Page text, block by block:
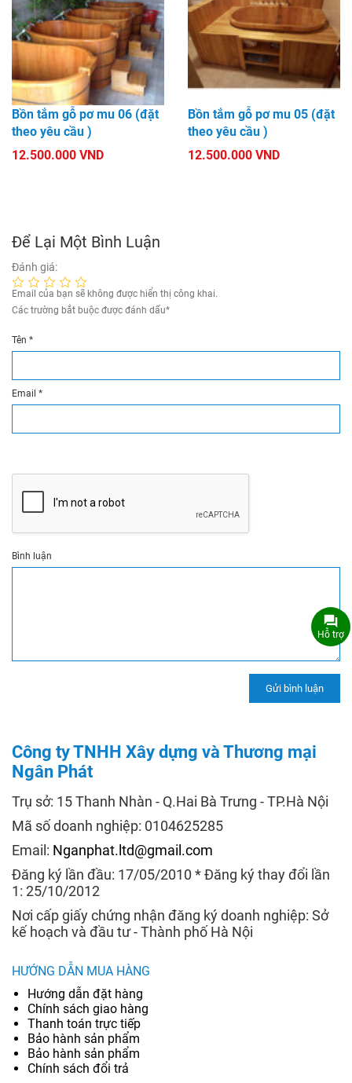
Bồn tắm gỗ pơ mu 06 (đặt
theo yêu cầu )
12.500.000 VND
Bồn tắm gỗ pơ mu 05 (đặt
theo yêu cầu )
12.500.000 VND
Để Lại Một Bình Luận
Đánh giá:
Email của bạn sẽ không được hiển thị công khai.
Các trường bắt buộc được đánh dấu*
Tên *
Email *
Bình luận
Công ty TNHH Xây dựng và Thương mại
Ngân Phát
Trụ sở: 15 Thanh Nhàn - Q.Hai Bà Trưng - TP.Hà Nội
Mã số doanh nghiệp: 0104625285
Email: Nganphat.ltd@gmail.com
Đăng ký lần đầu: 17/05/2010 * Đăng ký thay đổi lần
1: 25/10/2012
Nơi cấp giấy chứng nhận đăng ký doanh nghiệp: Sở
kế hoạch và đầu tư - Thành phố Hà Nội
HƯỚNG DẪN MUA HÀNG
Hướng dẫn đặt hàng
Chính sách giao hàng
Thanh toán trực tiếp
Bảo hành sản phẩm
Bảo hành sản phẩm
Chính sách đổi trả
Hỗ trợ